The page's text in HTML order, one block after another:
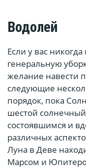
Водолей
Если у вас
генеральную
желание навести
следующие
порядок, пока
шестой
состоявшимся и
различных
Луна в Деве
Марсом и